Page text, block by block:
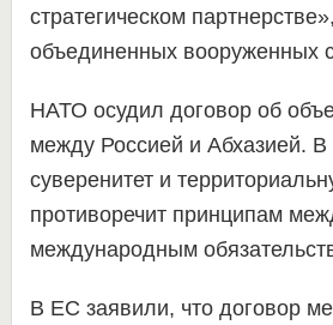
стратегическом
объединенных вооруженных
НАТО осудил договор об
между Россией и Абхазией. В
суверенитет и
противоречит принципам
международным
В ЕС заявили, что договор